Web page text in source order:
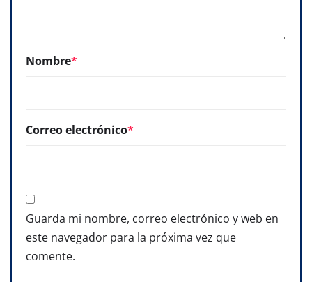
Nombre*
Correo electrónico*
Guarda mi nombre, correo electrónico y web en
este navegador para la próxima vez que
comente.